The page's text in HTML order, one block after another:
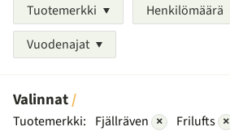
Tuotemerkki
Henkilömäärä
Vuodenajat
Valinnat
Tuotemerkki: Fjällräven × Frilufts ×